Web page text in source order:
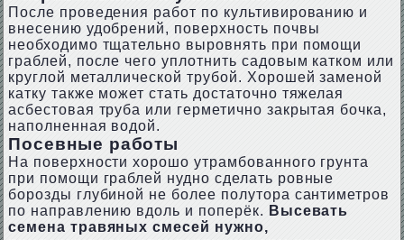
После проведения работ по культивированию и
внесению удобрений, поверхность почвы
необходимо тщательно выровнять при помощи
граблей, после чего уплотнить садовым катком или
круглой металлической трубой. Хорошей заменой
катку также может стать достаточно тяжелая
асбестовая труба или герметично закрытая бочка,
наполненная водой.
Посевные работы
На поверхности хорошо утрамбованного грунта
при помощи граблей нудно сделать ровные
борозды глубиной не более полутора сантиметров
по направлению вдоль и поперёк. Высевать
семена травяных смесей нужно,